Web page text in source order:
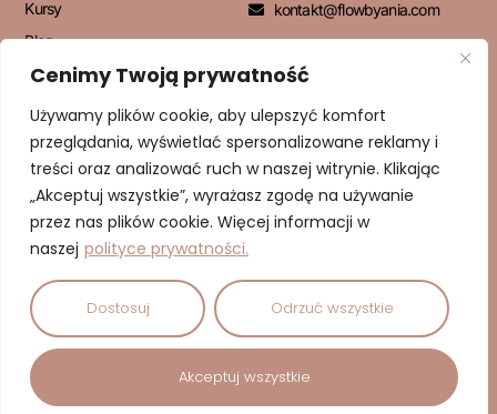
Cenimy Twoją prywatność
Używamy plików cookie, aby ulepszyć komfort
przeglądania, wyświetlać spersonalizowane reklamy i
treści oraz analizować ruch w naszej witrynie. Klikając
„Akceptuj wszystkie”, wyrażasz zgodę na używanie
przez nas plików cookie. Więcej informacji w
naszej polityce prywatności.
Dostosuj Odrzuć wszystkie
Akceptuj wszystkie
Kursy
Blog
Kontakt
kontakt@flowbyania.com
NEWSLETTER
ZAPISUJĘ SIĘ!
© 2026 Dbam o Cud | Anna Paluch – Psychodietetyk | Wszelkie